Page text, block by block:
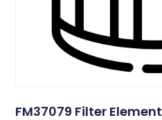
FM37079 Filter Element